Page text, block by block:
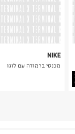
NIKE
מכנסי ברמודה עם לוגו